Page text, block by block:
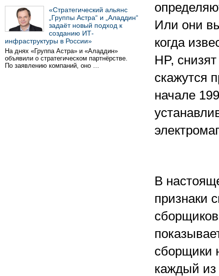
«Стратегический альянс
„Группы Астра“ и „Аладдин“
задаёт новый подход к
созданию ИТ-
инфраструктуры в России»
На днях «Группа Астра» и «Аладдин»
объявили о стратегическом партнёрстве.
По заявлению компаний, оно …
Или они
когда
HP,
скажутся
начале
В
признаки
сборщики
каждый из